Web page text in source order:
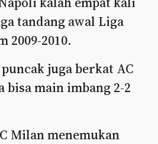
tandang awal Liga
2009-2010.
juga berkat AC
bisa main imbang 2-2
Milan menemukan